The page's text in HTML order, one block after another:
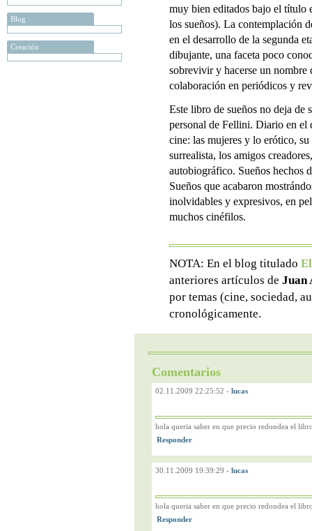
Blog
Creación
muy bien editados bajo el título
los sueños). La contemplación
en el desarrollo de la segunda
dibujante, una faceta poco
sobrevivir y hacerse un nombre
colaboración en periódicos y
Este libro de sueños no deja de
personal de Fellini. Diario en el
cine: las mujeres y lo erótico,
surrealista, los amigos
autobiográfico. Sueños hechos
Sueños que acabaron
inolvidables y expresivos, en
muchos cinéfilos.
NOTA: En el blog titulado
anteriores artículos de Juan
por temas (cine, sociedad,
cronológicamente.
Comentarios
02.11.2009 22:25:52 - lucas
hola queria saber en que precio redondea el
30.11.2009 19:39:29 - lucas
hola queria saber en que precio redondea el